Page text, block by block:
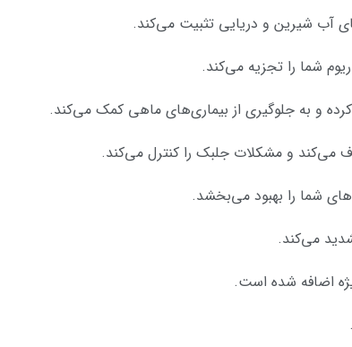
آب شیرین و دریایی تثبیت می‌کند.
شما را تجزیه می‌کند.
و به جلوگیری از بیماری‌های ماهی کمک می‌کند.
می‌کند و مشکلات جلبک را کنترل می‌کند.
شما را بهبود می‌بخشد.
می‌کند.
اضافه شده است.